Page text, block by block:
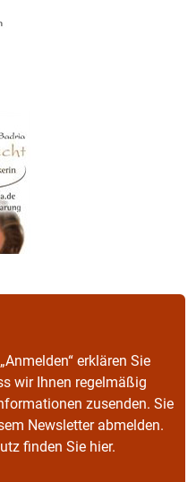
erklären Sie
wir Ihnen regelmäßig
zusenden. Sie
Newsletter abmelden.
finden Sie hier.